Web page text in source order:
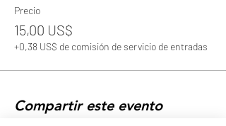
Precio
15,00 US$
+0,38 US$ de comisión de servicio de entradas
Compartir este evento